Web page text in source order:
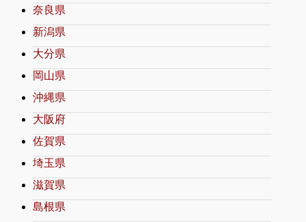
奈良県
新潟県
大分県
岡山県
沖縄県
大阪府
佐賀県
埼玉県
滋賀県
島根県